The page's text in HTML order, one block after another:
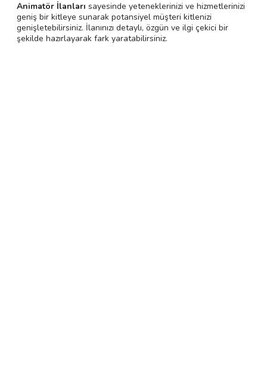
Animatör İlanları sayesinde yeteneklerinizi ve hizmetlerinizi
geniş bir kitleye sunarak potansiyel müşteri kitlenizi
genişletebilirsiniz. İlanınızı detaylı, özgün ve ilgi çekici bir
şekilde hazırlayarak fark yaratabilirsiniz.